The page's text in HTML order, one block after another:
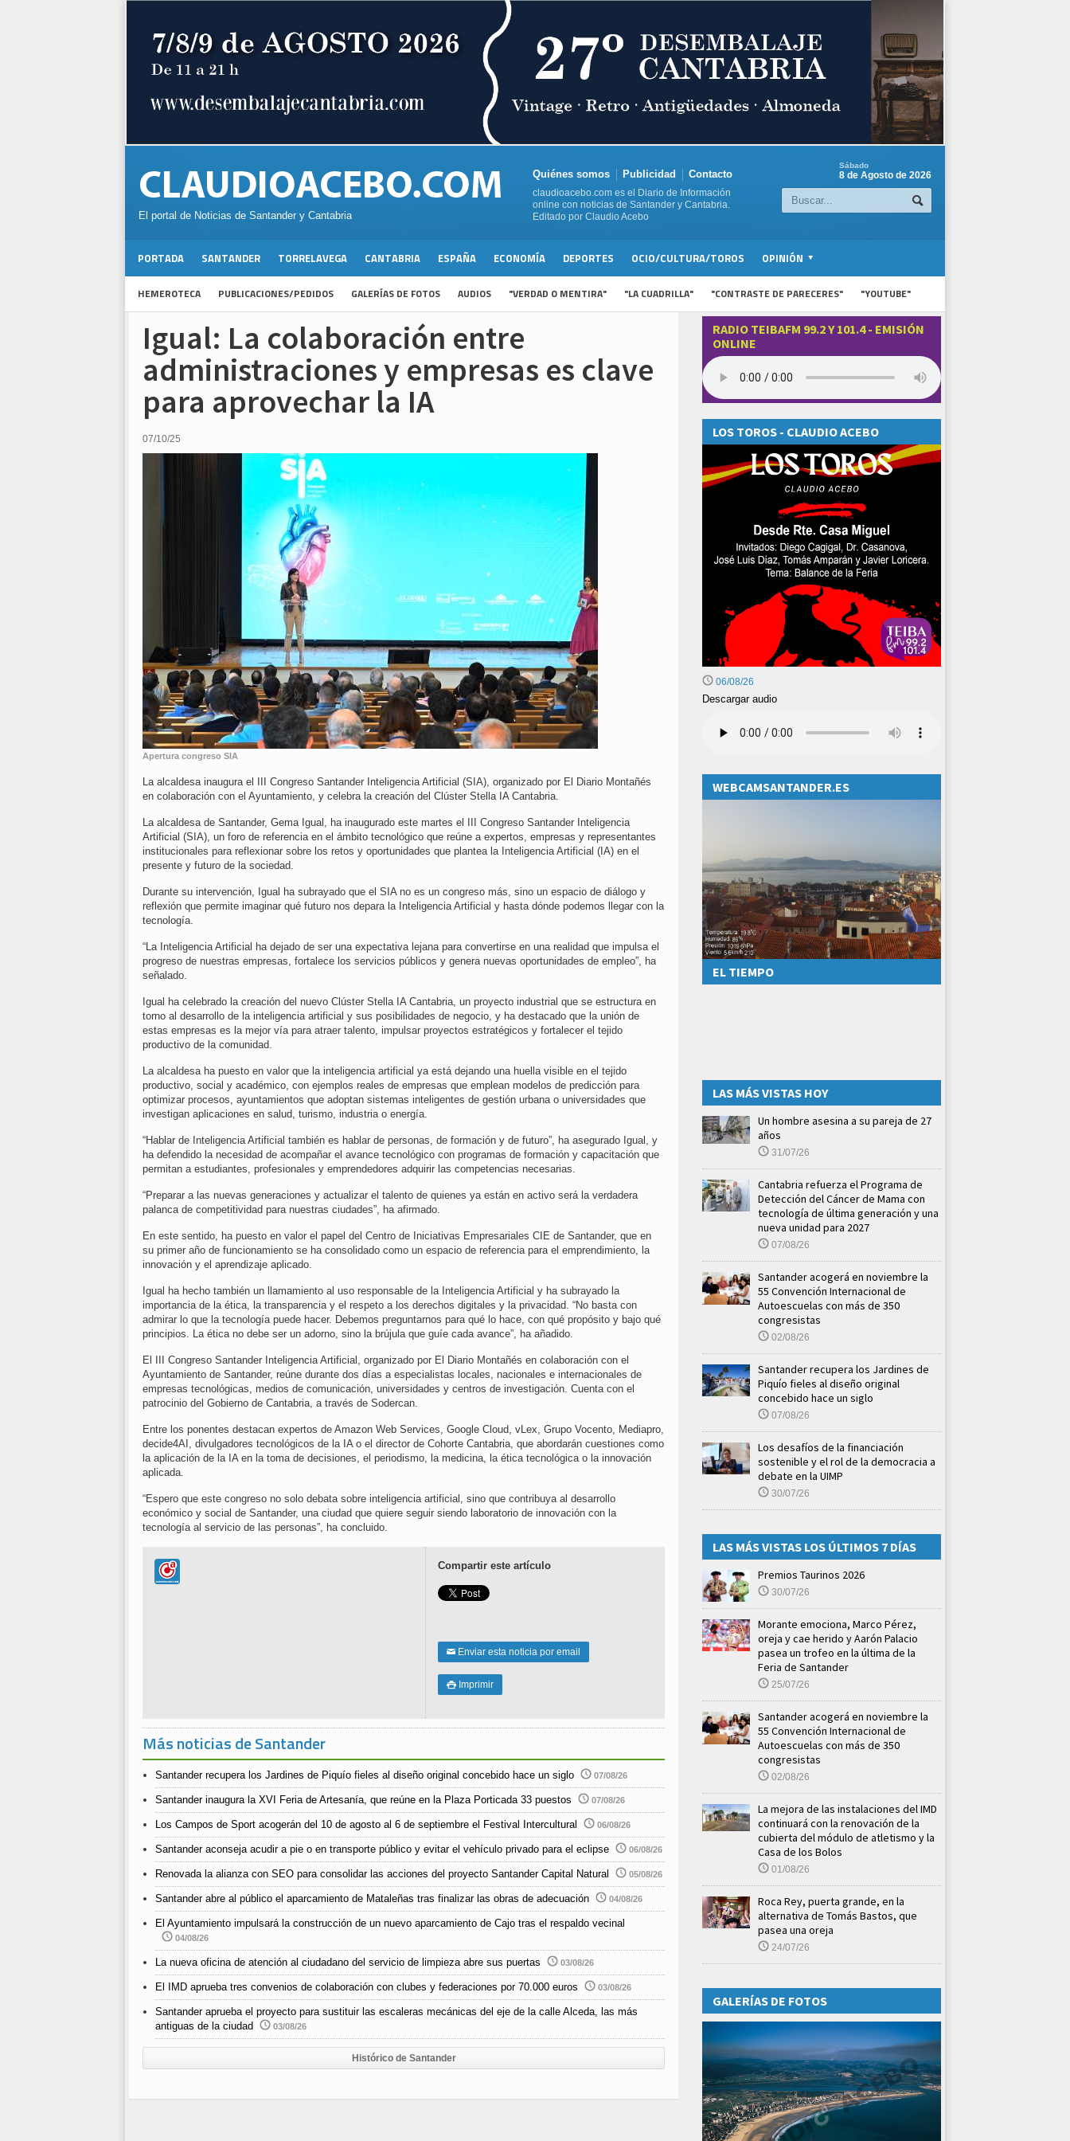
El portal de Noticias de Santander y Cantabria
Quiénes somos Publicidad Contacto
claudioacebo.com es el Diario de Información
online con noticias de Santander y Cantabria.
Editado por Claudio Acebo
Sábado
8 de Agosto de 2026
PORTADA SANTANDER TORRELAVEGA CANTABRIA ESPAÑA ECONOMÍA DEPORTES OCIO/CULTURA/TOROS OPINIÓN
HEMEROTECA PUBLICACIONES/PEDIDOS GALERÍAS DE FOTOS AUDIOS "VERDAD O MENTIRA" "LA CUADRILLA" "CONTRASTE DE PARECERES" "YOUTUBE"
Igual: La colaboración entre
administraciones y empresas es clave
para aprovechar la IA
07/10/25
Apertura congreso SIA
La alcaldesa inaugura el III Congreso Santander Inteligencia Artificial (SIA), organizado por El Diario Montañés
en colaboración con el Ayuntamiento, y celebra la creación del Clúster Stella IA Cantabria.
La alcaldesa de Santander, Gema Igual, ha inaugurado este martes el III Congreso Santander Inteligencia
Artificial (SIA), un foro de referencia en el ámbito tecnológico que reúne a expertos, empresas y representantes
institucionales para reflexionar sobre los retos y oportunidades que plantea la Inteligencia Artificial (IA) en el
presente y futuro de la sociedad.
Durante su intervención, Igual ha subrayado que el SIA no es un congreso más, sino un espacio de diálogo y
reflexión que permite imaginar qué futuro nos depara la Inteligencia Artificial y hasta dónde podemos llegar con la
tecnología.
“La Inteligencia Artificial ha dejado de ser una expectativa lejana para convertirse en una realidad que impulsa el
progreso de nuestras empresas, fortalece los servicios públicos y genera nuevas oportunidades de empleo”, ha
señalado.
Igual ha celebrado la creación del nuevo Clúster Stella IA Cantabria, un proyecto industrial que se estructura en
torno al desarrollo de la inteligencia artificial y sus posibilidades de negocio, y ha destacado que la unión de
estas empresas es la mejor vía para atraer talento, impulsar proyectos estratégicos y fortalecer el tejido
productivo de la comunidad.
La alcaldesa ha puesto en valor que la inteligencia artificial ya está dejando una huella visible en el tejido
productivo, social y académico, con ejemplos reales de empresas que emplean modelos de predicción para
optimizar procesos, ayuntamientos que adoptan sistemas inteligentes de gestión urbana o universidades que
investigan aplicaciones en salud, turismo, industria o energía.
“Hablar de Inteligencia Artificial también es hablar de personas, de formación y de futuro”, ha asegurado Igual, y
ha defendido la necesidad de acompañar el avance tecnológico con programas de formación y capacitación que
permitan a estudiantes, profesionales y emprendedores adquirir las competencias necesarias.
“Preparar a las nuevas generaciones y actualizar el talento de quienes ya están en activo será la verdadera
palanca de competitividad para nuestras ciudades”, ha afirmado.
En este sentido, ha puesto en valor el papel del Centro de Iniciativas Empresariales CIE de Santander, que en
su primer año de funcionamiento se ha consolidado como un espacio de referencia para el emprendimiento, la
innovación y el aprendizaje aplicado.
Igual ha hecho también un llamamiento al uso responsable de la Inteligencia Artificial y ha subrayado la
importancia de la ética, la transparencia y el respeto a los derechos digitales y la privacidad. “No basta con
admirar lo que la tecnología puede hacer. Debemos preguntarnos para qué lo hace, con qué propósito y bajo qué
principios. La ética no debe ser un adorno, sino la brújula que guíe cada avance”, ha añadido.
El III Congreso Santander Inteligencia Artificial, organizado por El Diario Montañés en colaboración con el
Ayuntamiento de Santander, reúne durante dos días a especialistas locales, nacionales e internacionales de
empresas tecnológicas, medios de comunicación, universidades y centros de investigación. Cuenta con el
patrocinio del Gobierno de Cantabria, a través de Sodercan.
Entre los ponentes destacan expertos de Amazon Web Services, Google Cloud, vLex, Grupo Vocento, Mediapro,
decide4AI, divulgadores tecnológicos de la IA o el director de Cohorte Cantabria, que abordarán cuestiones como
la aplicación de la IA en la toma de decisiones, el periodismo, la medicina, la ética tecnológica o la innovación
aplicada.
“Espero que este congreso no solo debata sobre inteligencia artificial, sino que contribuya al desarrollo
económico y social de Santander, una ciudad que quiere seguir siendo laboratorio de innovación con la
tecnología al servicio de las personas”, ha concluido.
Compartir este artículo
✉ Enviar esta noticia por email
 Imprimir
Más noticias de Santander
Santander recupera los Jardines de Piquío fieles al diseño original concebido hace un siglo 07/08/26
Santander inaugura la XVI Feria de Artesanía, que reúne en la Plaza Porticada 33 puestos 07/08/26
Los Campos de Sport acogerán del 10 de agosto al 6 de septiembre el Festival Intercultural 06/08/26
Santander aconseja acudir a pie o en transporte público y evitar el vehículo privado para el eclipse 06/08/26
Renovada la alianza con SEO para consolidar las acciones del proyecto Santander Capital Natural 05/08/26
Santander abre al público el aparcamiento de Mataleñas tras finalizar las obras de adecuación 04/08/26
El Ayuntamiento impulsará la construcción de un nuevo aparcamiento de Cajo tras el respaldo vecinal
04/08/26
La nueva oficina de atención al ciudadano del servicio de limpieza abre sus puertas 03/08/26
El IMD aprueba tres convenios de colaboración con clubes y federaciones por 70.000 euros 03/08/26
Santander aprueba el proyecto para sustituir las escaleras mecánicas del eje de la calle Alceda, las más
antiguas de la ciudad
03/08/26
Histórico de Santander
RADIO TEIBAFM 99.2 Y 101.4 - EMISIÓN
ONLINE
LOS TOROS - CLAUDIO ACEBO
06/08/26
Descargar audio
WEBCAMSANTANDER.ES
EL TIEMPO
LAS MÁS VISTAS HOY
Un hombre asesina a su pareja de 27
años
31/07/26
Cantabria refuerza el Programa de
Detección del Cáncer de Mama con
tecnología de última generación y una
nueva unidad para 2027
07/08/26
Santander acogerá en noviembre la
55 Convención Internacional de
Autoescuelas con más de 350
congresistas
02/08/26
Santander recupera los Jardines de
Piquío fieles al diseño original
concebido hace un siglo
07/08/26
Los desafíos de la financiación
sostenible y el rol de la democracia a
debate en la UIMP
30/07/26
LAS MÁS VISTAS LOS ÚLTIMOS 7 DÍAS
Premios Taurinos 2026
30/07/26
Morante emociona, Marco Pérez,
oreja y cae herido y Aarón Palacio
pasea un trofeo en la última de la
Feria de Santander
25/07/26
Santander acogerá en noviembre la
55 Convención Internacional de
Autoescuelas con más de 350
congresistas
02/08/26
La mejora de las instalaciones del IMD
continuará con la renovación de la
cubierta del módulo de atletismo y la
Casa de los Bolos
01/08/26
Roca Rey, puerta grande, en la
alternativa de Tomás Bastos, que
pasea una oreja
24/07/26
GALERÍAS DE FOTOS